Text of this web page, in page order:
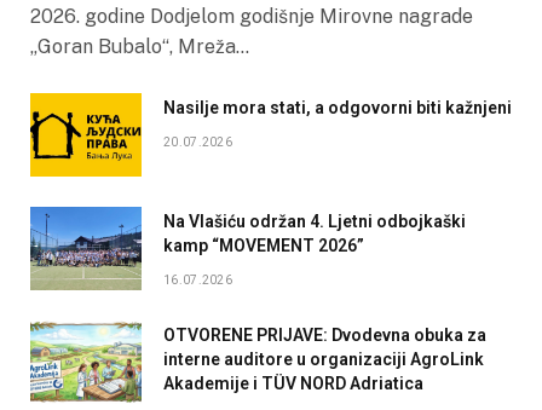
2026. godine Dodjelom godišnje Mirovne nagrade
„Goran Bubalo“, Mreža…
Nasilje mora stati, a odgovorni biti kažnjeni
20.07.2026
Na Vlašiću održan 4. Ljetni odbojkaški
kamp “MOVEMENT 2026”
16.07.2026
OTVORENE PRIJAVE: Dvodevna obuka za
interne auditore u organizaciji AgroLink
Akademije i TÜV NORD Adriatica